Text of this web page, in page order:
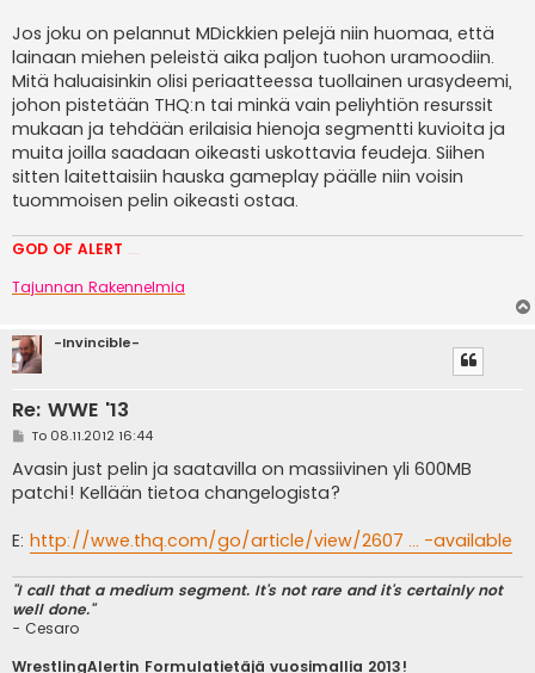
Jos joku on pelannut MDickkien pelejä niin huomaa, että
lainaan miehen peleistä aika paljon tuohon uramoodiin.
Mitä haluaisinkin olisi periaatteessa tuollainen urasydeemi,
johon pistetään THQ:n tai minkä vain peliyhtiön resurssit
mukaan ja tehdään erilaisia hienoja segmentti kuvioita ja
muita joilla saadaan oikeasti uskottavia feudeja. Siihen
sitten laitettaisiin hauska gameplay päälle niin voisin
tuommoisen pelin oikeasti ostaa.
GOD OF ALERT
Tajunnan Rakennelmia
-Invincible-
Re: WWE '13
V
e
s
t
To 08.11.2012 16:44
Avasin just pelin ja saatavilla on massiivinen yli 600MB
patchi! Kellään tietoa changelogista?
E: http://wwe.thq.com/go/article/view/2607 ... -available
"I call that a medium segment. It's not rare and it's certainly not
well done."
- Cesaro
WrestlingAlertin Formulatietäjä vuosimallia 2013!